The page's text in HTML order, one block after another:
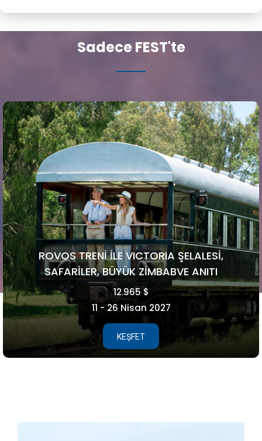
Sadece FEST'te
FAROE ADALARI
5.990 €
15 - 21 Ağustos 2026
KEŞFET